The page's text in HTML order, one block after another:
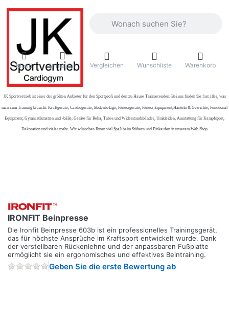
Menü Anmelden Vergleichen Wunschliste Warenkorb
JK Sportvertrieb ist einer der größten Anbieter für den Sportprofi und den zu Hause Trainierenden. Bei uns finden Sie fast alles, was
man zum Training braucht: Kraftgeräte, Cardiogeräte, Bodenbeläge, Fitnessgeräte, Fitness Equipment,Hanteln & Gewichte, Functional
Equipment, Gymnastikmatten und -bälle, Geräte für Reha, Tubes und Widerstandsbänder, Umkleiden, Ausstattung für Kampfsport,
Dekoration und vieles mehr. Wir wünschen Ihnen viel Spaß beim Stöbern und Einkaufen in unserem Web Shop
IRONFIT Beinpresse
Die Ironfit Beinpresse 603b ist ein professionelles Trainingsgerät,
das für höchste Ansprüche im Kraftsport entwickelt wurde. Dank
der verstellbaren Rückenlehne und der anpassbaren Fußplatte
ermöglicht sie ein ergonomisches und effektives Beintraining.
Geben Sie die erste Bewertung ab